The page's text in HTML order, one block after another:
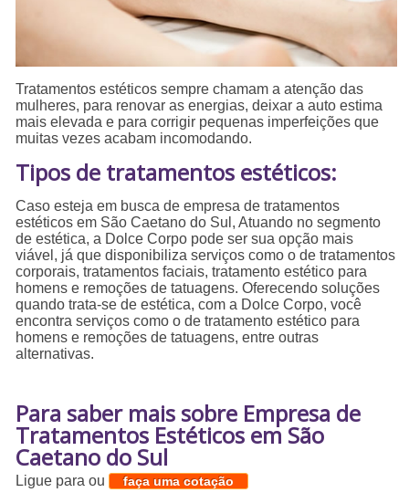
Tratamentos estéticos sempre chamam a atenção das
mulheres, para renovar as energias, deixar a auto estima
mais elevada e para corrigir pequenas imperfeições que
muitas vezes acabam incomodando.
Tipos de tratamentos estéticos:
Caso esteja em busca de empresa de tratamentos
estéticos em São Caetano do Sul, Atuando no segmento
de estética, a Dolce Corpo pode ser sua opção mais
viável, já que disponibiliza serviços como o de tratamentos
corporais, tratamentos faciais, tratamento estético para
homens e remoções de tatuagens. Oferecendo soluções
quando trata-se de estética, com a Dolce Corpo, você
encontra serviços como o de tratamento estético para
homens e remoções de tatuagens, entre outras
alternativas.
Para saber mais sobre Empresa de
Tratamentos Estéticos em São
Caetano do Sul
Ligue paraou faça uma cotação